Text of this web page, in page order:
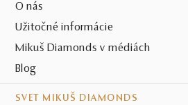
O nás
Užitočné informácie
Mikuš Diamonds v médiách
Blog
SVET MIKUŠ DIAMONDS